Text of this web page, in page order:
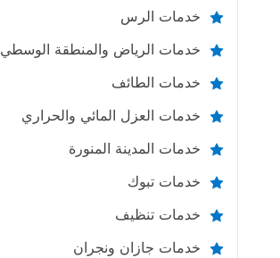
خدمات الرس
خدمات الرياض والمنطقة الوسطي
خدمات الطائف
خدمات العزل المائي والحراري
خدمات المدينة المنورة
خدمات تبوك
خدمات تنظيف
خدمات جازان ونجران